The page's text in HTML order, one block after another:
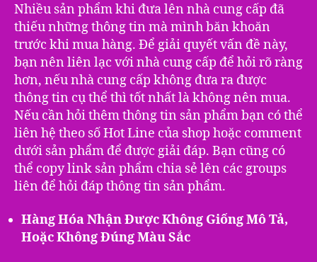
Nhiều sản phẩm khi đưa lên nhà cung cấp đã
thiếu những thông tin mà mình băn khoăn
trước khi mua hàng. Để giải quyết vấn đề này,
bạn nên liên lạc với nhà cung cấp để hỏi rõ ràng
hơn, nếu nhà cung cấp không đưa ra được
thông tin cụ thể thì tốt nhất là không nên mua.
Nếu cần hỏi thêm thông tin sản phẩm bạn có thể
liên hệ theo số Hot Line của shop hoặc comment
dưới sản phẩm để được giải đáp. Bạn cũng có
thể copy link sản phẩm chia sẻ lên các groups
liên để hỏi đáp thông tin sản phẩm.
Hàng Hóa Nhận Được Không Giống Mô Tả,
Hoặc Không Đúng Màu Sắc